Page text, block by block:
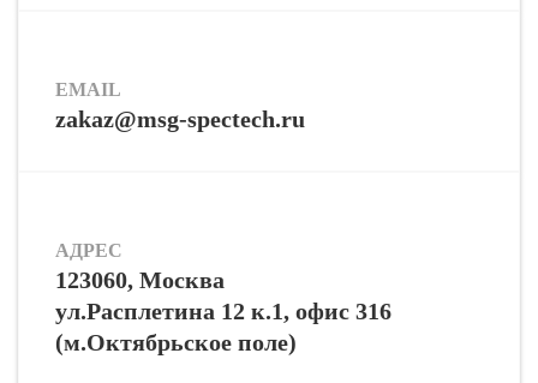
EMAIL
zakaz@msg-spectech.ru
АДРЕС
123060, Москва
ул.Расплетина 12 к.1, офис 316
(м.Октябрьское поле)